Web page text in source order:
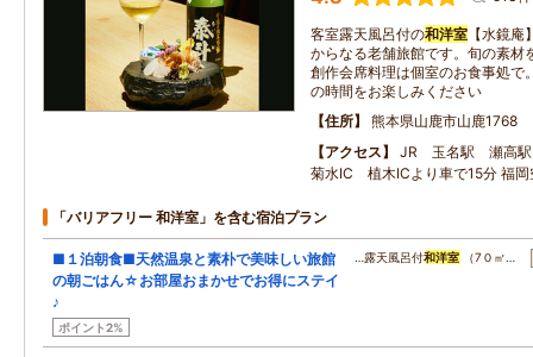
客室露天風呂付の和洋室 【水鏡
からなる老舗旅館です。旬の素材
創作会席料理は個室のお食事処で
の時間をお楽しみください
住所
熊本県山鹿市山鹿1768
アクセス
JR 玉名駅 瀬高駅
菊水IC 植木ICより車で15分 福岡
「バリアフリー 和洋室」を含む宿泊プラン
■１泊朝食■天然温泉と素朴で美味しい旅館
の朝ごはん☆お部屋おまかせでお得にステイ
♪
ポイント2%
…露天風呂付和洋室 （7０㎡…